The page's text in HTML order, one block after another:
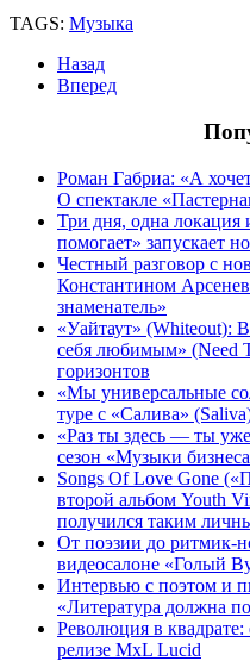
TAGS: Музыка
Назад
Вперед
Роман Габриа: «А
О спектакле
Три дня, одна
помогает» запускает
Честный разговор с
Константином
знаменатель»
«Уайтаут» (Whiteout):
себя любимым» (Need
горизонтов
«Мы универсальные
туре с «Салива»
«Раз ты здесь — ты
сезон «Музыки
Songs Of Love Gone
второй альбом Youth
получился таким
От поэзии до ритмик-
видеосалоне «Голый
Интервью с поэтом и
«Литература должна
Революция в
релизе MxL Lucid